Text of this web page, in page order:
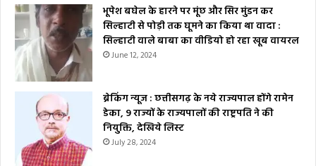
भूपेश बघेल के हारने पर मूंछ और सिर मुंडन कर
सिल्हाटी से पोड़ी तक घूमने का किया था वादा :
सिल्हाटी वाले बाबा का वीडियो हो रहा खूब वायरल
June 12, 2024
ब्रेकिंग न्यूज : छत्तीसगढ़ के नये राज्यपाल होंगे रामेन
डेका, 9 राज्यों के राज्यपालों की राष्ट्रपति ने की
नियुक्ति, देखिये लिस्ट
July 28, 2024